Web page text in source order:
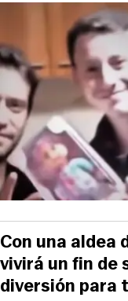
Con una aldea
vivirá un fin de
diversión para